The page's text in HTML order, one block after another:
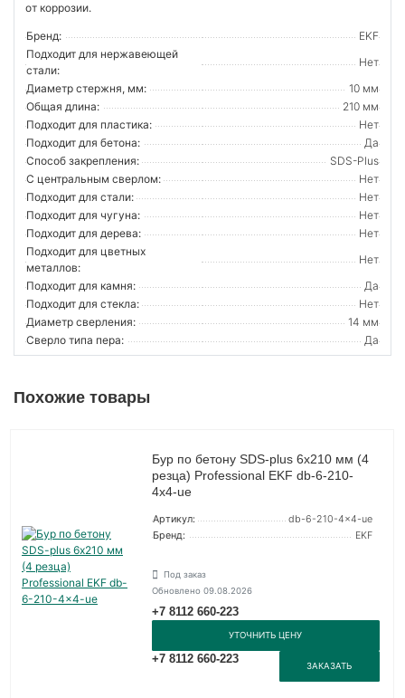
от коррозии.
Бренд:
EKF
Подходит для нержавеющей
стали:
Нет
Диаметр стержня, мм:
10 мм
Общая длина:
210 мм
Подходит для пластика:
Нет
Подходит для бетона:
Да
Способ закрепления:
SDS-Plus
С центральным сверлом:
Нет
Подходит для стали:
Нет
Подходит для чугуна:
Нет
Подходит для дерева:
Нет
Подходит для цветных
металлов:
Нет
Подходит для камня:
Да
Подходит для стекла:
Нет
Диаметр сверления:
14 мм
Сверло типа пера:
Да
Похожие товары
Бур по бетону SDS-plus 6х210 мм (4
резца) Professional EKF db-6-210-
4x4-ue
Артикул:
db-6-210-4x4-ue
Бренд:
EKF
Под заказ
Обновлено 09.08.2026
+7 8112 660-223
УТОЧНИТЬ ЦЕНУ
+7 8112 660-223
ЗАКАЗАТЬ